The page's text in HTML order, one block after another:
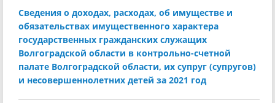
Сведения о доходах, расходах, об имуществе и
обязательствах имущественного характера
государственных гражданских служащих
Волгоградской области в контрольно-счетной
палате Волгоградской области, их супруг (супругов)
и несовершеннолетних детей за 2021 год